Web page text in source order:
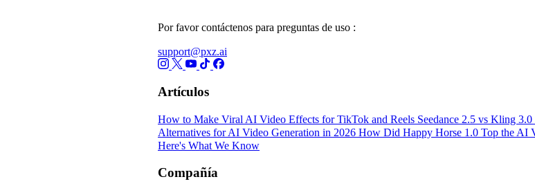
Por favor contáctenos para preguntas de uso :
support@pxz.ai
Artículos
How to Make Viral AI Video Effects for TikTok and Reels Seedance 2.5 vs Kling
Alternatives for AI Video Generation in 2026 How Did Happy Horse 1.0 Top the AI
Here's What We Know
Compañía